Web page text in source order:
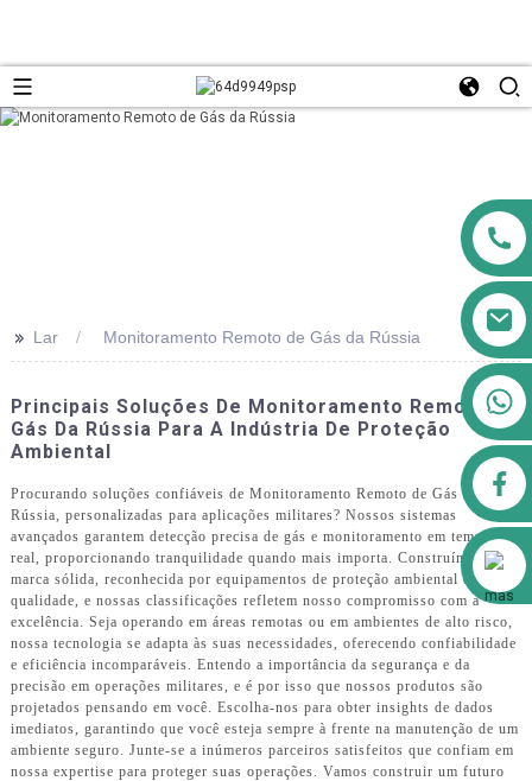
Alibaba
>> Lar Monitoramento Remoto de Gás da Rússia
Principais Soluções De Monitoramento Remoto De
Gás Da Rússia Para A Indústria De Proteção
Ambiental
Procurando soluções confiáveis ​​de Monitoramento Remoto de Gás na
Rússia, personalizadas para aplicações militares? Nossos sistemas
avançados garantem detecção precisa de gás e monitoramento em tempo
real, proporcionando tranquilidade quando mais importa. Construímos uma
marca sólida, reconhecida por equipamentos de proteção ambiental de alta
qualidade, e nossas classificações refletem nosso compromisso com a
excelência. Seja operando em áreas remotas ou em ambientes de alto risco,
nossa tecnologia se adapta às suas necessidades, oferecendo confiabilidade
e eficiência incomparáveis. Entendo a importância da segurança e da
precisão em operações militares, e é por isso que nossos produtos são
projetados pensando em você. Escolha-nos para obter insights de dados
imediatos, garantindo que você esteja sempre à frente na manutenção de um
ambiente seguro. Junte-se a inúmeros parceiros satisfeitos que confiam em
nossa expertise para proteger suas operações. Vamos construir um futuro